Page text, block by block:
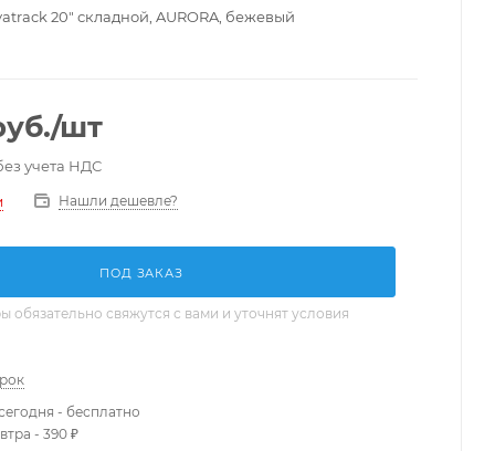
20" складной, AURORA, бежевый
/шт
учета НДС
Нашли дешевле?
ПОД ЗАКАЗ
свяжутся с вами и уточнят условия
- бесплатно
- 390 ₽